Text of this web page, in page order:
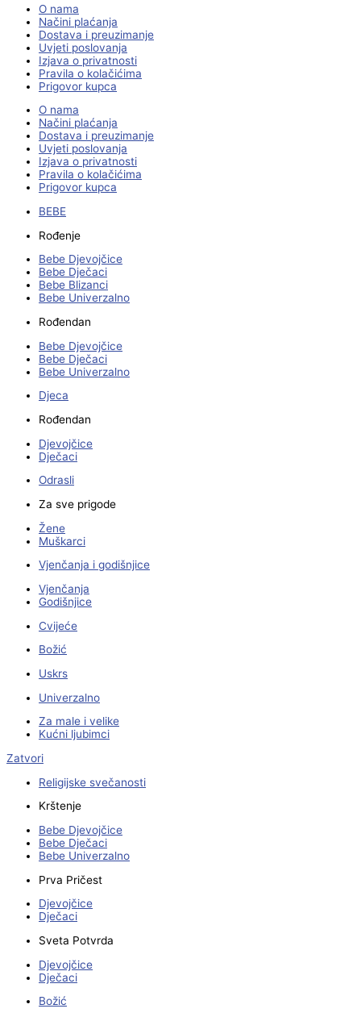
O nama
Načini plaćanja
Dostava i preuzimanje
Uvjeti poslovanja
Izjava o privatnosti
Pravila o kolačićima
Prigovor kupca
O nama
Načini plaćanja
Dostava i preuzimanje
Uvjeti poslovanja
Izjava o privatnosti
Pravila o kolačićima
Prigovor kupca
BEBE
Rođenje
Bebe Djevojčice
Bebe Dječaci
Bebe Blizanci
Bebe Univerzalno
Rođendan
Bebe Djevojčice
Bebe Dječaci
Bebe Univerzalno
Djeca
Rođendan
Djevojčice
Dječaci
Odrasli
Za sve prigode
Žene
Muškarci
Vjenčanja i godišnjice
Vjenčanja
Godišnjice
Cvijeće
Božić
Uskrs
Univerzalno
Za male i velike
Kućni ljubimci
Zatvori
Religijske svečanosti
Krštenje
Bebe Djevojčice
Bebe Dječaci
Bebe Univerzalno
Prva Pričest
Djevojčice
Dječaci
Sveta Potvrda
Djevojčice
Dječaci
Božić